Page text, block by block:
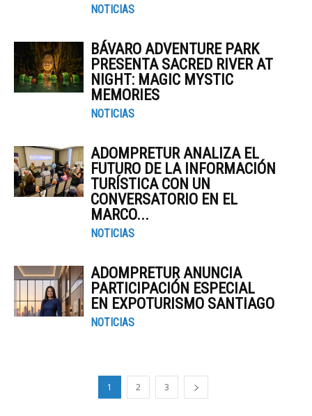
NOTICIAS
BÁVARO ADVENTURE PARK
PRESENTA SACRED RIVER AT
NIGHT: MAGIC MYSTIC
MEMORIES
NOTICIAS
ADOMPRETUR ANALIZA EL
FUTURO DE LA INFORMACIÓN
TURÍSTICA CON UN
CONVERSATORIO EN EL
MARCO...
NOTICIAS
ADOMPRETUR ANUNCIA
PARTICIPACIÓN ESPECIAL
EN EXPOTURISMO SANTIAGO
NOTICIAS
1 2 3